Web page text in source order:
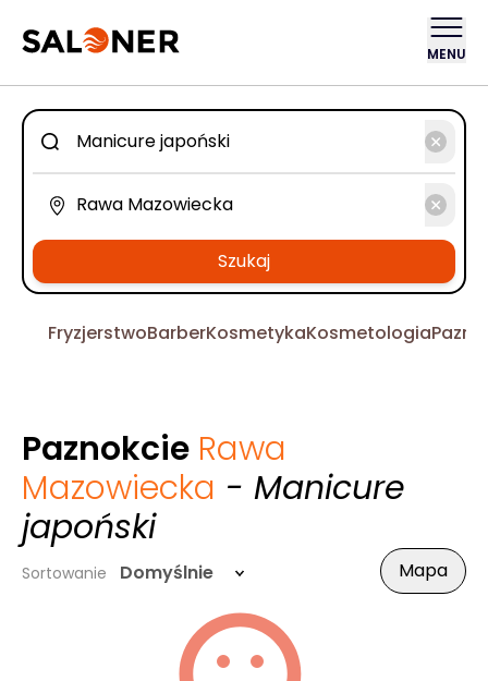
MENU
Szukaj
FryzjerstwoBarberKosmetykaKosmetologia
Paznokcie Rawa
Mazowiecka - Manicure
japoński
Sortowanie Domyślnie Mapa